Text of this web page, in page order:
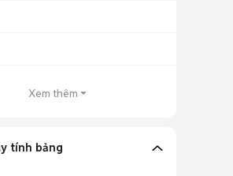
Xem thêm
tính bảng